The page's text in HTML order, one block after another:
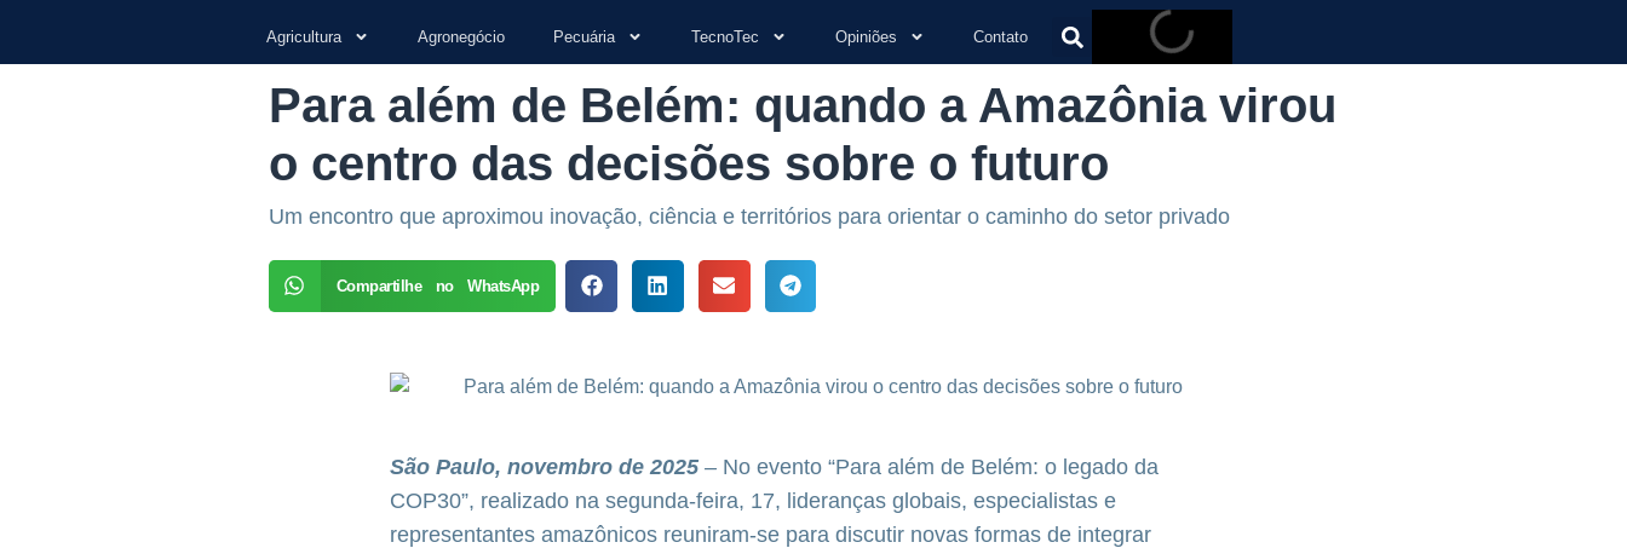
Agricultura Agronegócio Pecuária TecnoTec Opiniões Contato
Para além de Belém: quando a Amazônia virou
o centro das decisões sobre o futuro
Um encontro que aproximou inovação, ciência e territórios para orientar o caminho do setor privado
Compartilhe no WhatsApp
São Paulo, novembro de 2025 – No evento “Para além de Belém: o legado da
COP30”, realizado na segunda-feira, 17, lideranças globais, especialistas e
representantes amazônicos reuniram-se para discutir novas formas de integrar